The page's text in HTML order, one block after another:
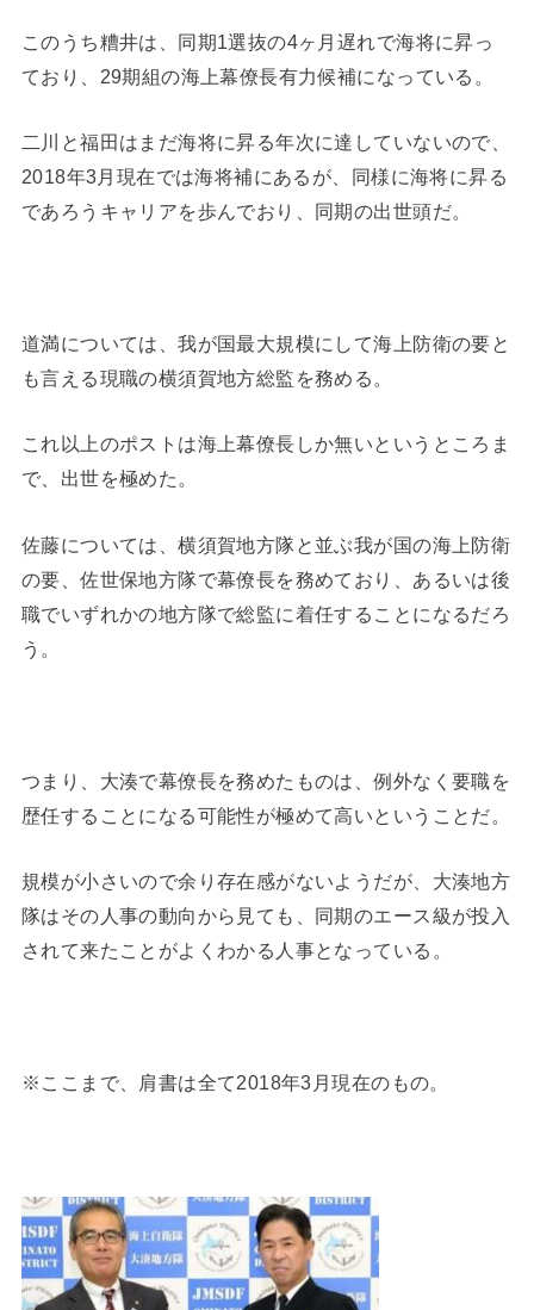
このうち糟井は、同期1選抜の4ヶ月遅れで海将に昇っ
ており、29期組の海上幕僚長有力候補になっている。
二川と福田はまだ海将に昇る年次に達していないので、
2018年3月現在では海将補にあるが、同様に海将に昇る
であろうキャリアを歩んでおり、同期の出世頭だ。
道満については、我が国最大規模にして海上防衛の要と
も言える現職の横須賀地方総監を務める。
これ以上のポストは海上幕僚長しか無いというところま
で、出世を極めた。
佐藤については、横須賀地方隊と並ぶ我が国の海上防衛
の要、佐世保地方隊で幕僚長を務めており、あるいは後
職でいずれかの地方隊で総監に着任することになるだろ
う。
つまり、大湊で幕僚長を務めたものは、例外なく要職を
歴任することになる可能性が極めて高いということだ。
規模が小さいので余り存在感がないようだが、大湊地方
隊はその人事の動向から見ても、同期のエース級が投入
されて来たことがよくわかる人事となっている。
※ここまで、肩書は全て2018年3月現在のもの。